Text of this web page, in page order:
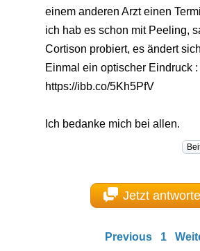
einem anderen Arzt einen
ich hab es schon mit Peeling,
Cortison probiert, es ändert
Einmal ein optischer Eindruck :
https://ibb.co/5Kh5PfV
Ich bedanke mich bei allen.
Jetzt
Previous 1